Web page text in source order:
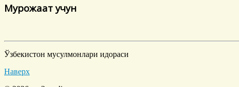
Мурожаат учун
Ўзбекистон мусулмонлари идораси
Наверх